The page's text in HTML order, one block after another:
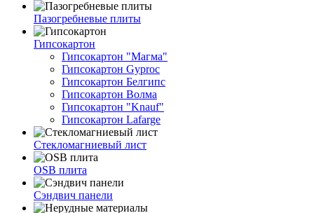
Пазогребневые плиты
Гипсокартон
Гипсокартон "Магма"
Гипсокартон Gyproc
Гипсокартон Белгипс
Гипсокартон Волма
Гипсокартон "Knauf"
Гипсокартон Lafarge
Стекломагниевый лист
OSB плита
Сэндвич панели